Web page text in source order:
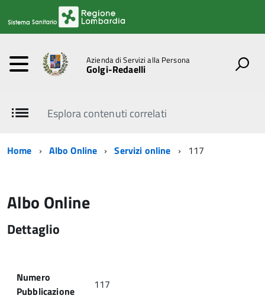
Azienda di Servizi alla Persona
Golgi-Redaelli
Esplora contenuti correlati
Home Albo Online Servizi online 117
Albo Online
Dettaglio
Numero
Pubblicazione
117